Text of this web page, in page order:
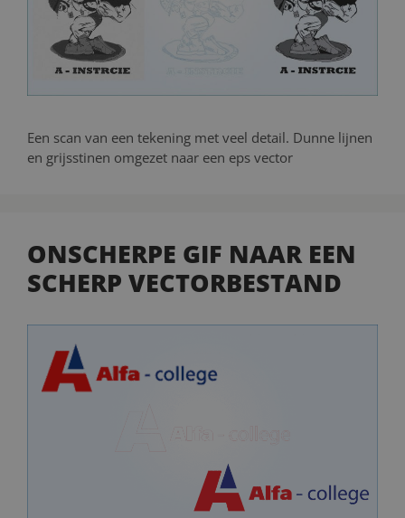
Een scan van een tekening met veel detail. Dunne lijnen
en grijsstinen omgezet naar een eps vector
ONSCHERPE GIF NAAR EEN
SCHERP VECTORBESTAND